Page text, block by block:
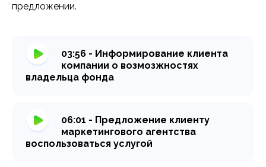
предложении.
03:56 - Информирование клиента
компании о возмозжностях
владельца фонда
06:01 - Предложение клиенту
маркетингового агентства
воспользоваться услугой